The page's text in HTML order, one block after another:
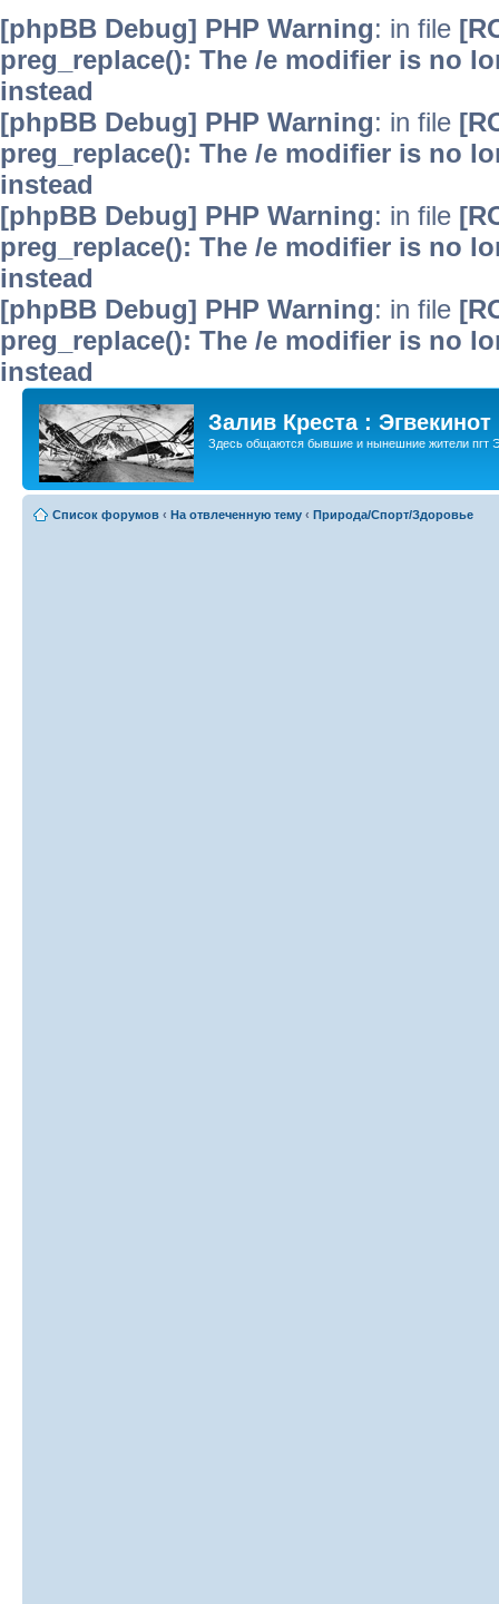
[phpBB Debug] PHP Warning: in file
preg_replace(): The /e modifier is no
instead
[phpBB Debug] PHP Warning: in file
preg_replace(): The /e modifier is no
instead
[phpBB Debug] PHP Warning: in file
preg_replace(): The /e modifier is no
instead
[phpBB Debug] PHP Warning: in file
preg_replace(): The /e modifier is no
instead
Залив Креста : Эгвекинот
Здесь общаются бывшие и нынешние жители пгт
Список форумов ‹ На отвлеченную тему ‹ Природа/Спорт/Здоровье